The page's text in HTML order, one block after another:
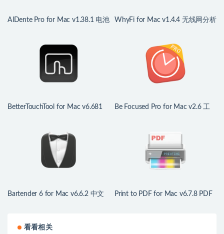
AlDente Pro for Mac v1.38.1 电池
WhyFi for Mac v1.4.4 无线网分析
BetterTouchTool for Mac v6.681
Be Focused Pro for Mac v2.6 工
Bartender 6 for Mac v6.6.2 中文
Print to PDF for Mac v6.7.8 PDF
看看相关